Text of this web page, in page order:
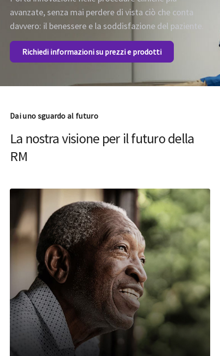
avanzate, senza mai perdere di vista ciò che conta
davvero: il benessere e la soddisfazione del paziente.
Richiedi informazioni su prezzi e prodotti
Dai uno sguardo al futuro
La nostra visione per il futuro della
RM